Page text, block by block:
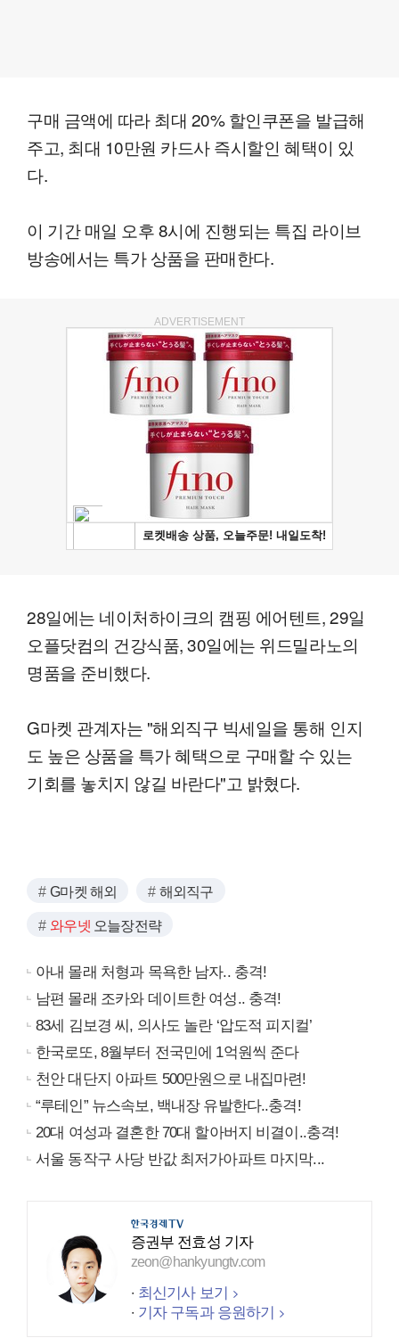
구매 금액에 따라 최대 20% 할인쿠폰을 발급해
주고, 최대 10만원 카드사 즉시할인 혜택이 있
다.
이 기간 매일 오후 8시에 진행되는 특집 라이브
방송에서는 특가 상품을 판매한다.
ADVERTISEMENT
28일에는 네이처하이크의 캠핑 에어텐트, 29일
오플닷컴의 건강식품, 30일에는 위드밀라노의
명품을 준비했다.
G마켓 관계자는 "해외직구 빅세일을 통해 인지
도 높은 상품을 특가 혜택으로 구매할 수 있는
기회를 놓치지 않길 바란다"고 밝혔다.
G마켓 해외 해외직구
와우넷 오늘장전략
아내 몰래 처형과 목욕한 남자.. 충격!
남편 몰래 조카와 데이트한 여성.. 충격!
83세 김보경 씨, 의사도 놀란 ‘압도적 피지컬’
한국로또, 8월부터 전국민에 1억원씩 준다
천안 대단지 아파트 500만원으로 내집마련!
“루테인” 뉴스속보, 백내장 유발한다..충격!
20대 여성과 결혼한 70대 할아버지 비결이..충격!
서울 동작구 사당 반값 최저가아파트 마지막...
증권부 전효성 기자
zeon@hankyungtv.com
최신기사 보기
기자 구독과 응원하기